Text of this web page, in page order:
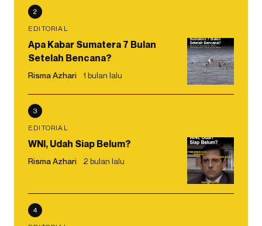
2
EDITORIAL
Apa Kabar Sumatera 7 Bulan
Setelah Bencana?
Risma Azhari 1 bulan lalu
3
EDITORIAL
WNI, Udah Siap Belum?
Risma Azhari 2 bulan lalu
4